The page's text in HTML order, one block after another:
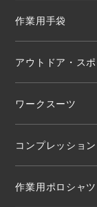
作業用手袋
アウトドア・ス
ワークスーツ
コンプレッショ
作業用ポロシャツ